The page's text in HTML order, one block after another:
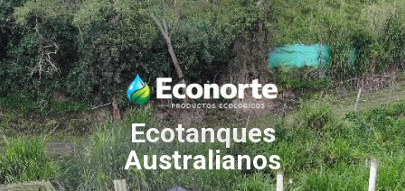
Ecotanques
Australianos